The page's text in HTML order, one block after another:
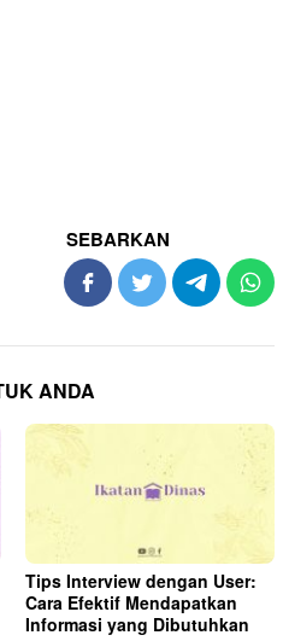
SEBARKAN
ANDA
Tips Interview dengan User:
Cara Efektif Mendapatkan
Informasi yang Dibutuhkan